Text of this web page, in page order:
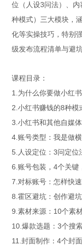
位（人设3问法）、
种模式）三大模块，
化等实操技巧，特别
级发布流程清单与避
课程目录：
1.为什么你要做小红
2.小红书赚钱的8种模
3.小红书和其他自媒
4.账号类型：我是做
5.人设定位：3问定位
6.账号包装，4个关键
7.对标账号：怎样快
8.霍区避坑：创作避
9.素材来源：10个素
10.爆款选题：3个搜
11.封面制作：4个封